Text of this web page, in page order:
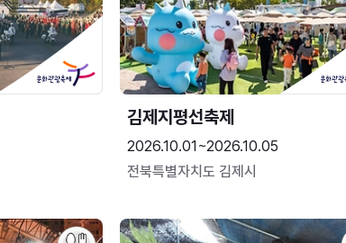
김제지평선축제
2026.10.01~2026.10.05
전북특별자치도 김제시